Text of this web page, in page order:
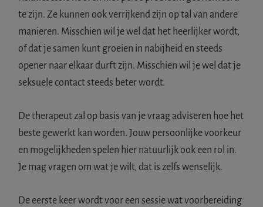
te zijn. Ze kunnen ook verrijkend zijn op tal van andere
manieren. Misschien wil je wel dat het heerlijker wordt,
of dat je samen kunt groeien in nabijheid en steeds
opener naar elkaar durft zijn. Misschien wil je wel dat je
seksuele contact steeds beter wordt.
De therapeut zal op basis van je vraag adviseren hoe het
beste gewerkt kan worden. Jouw persoonlijke voorkeur
en mogelijkheden spelen hier natuurlijk ook een rol in.
Je mag vragen om wat je wilt, dat is zelfs wenselijk.
De eerste keer wordt voor een sessie wat voorbereiding